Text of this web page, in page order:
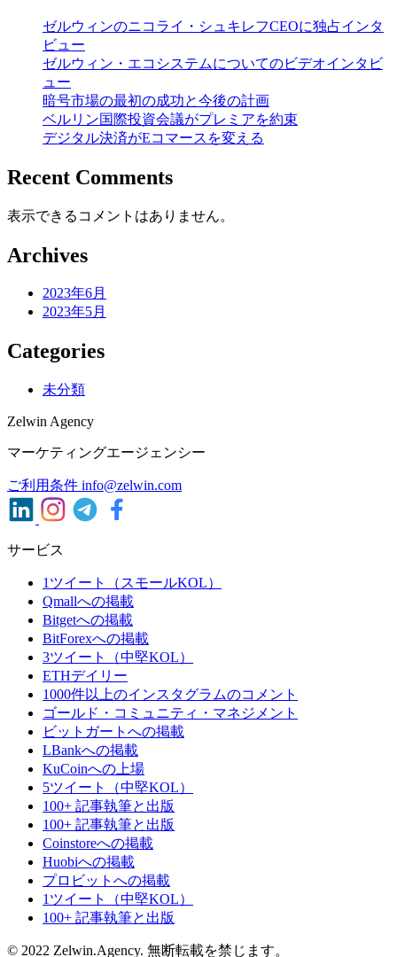
ゼルウィンのニコライ・シュキレフCEOに独占インタ
ビュー
ゼルウィン・エコシステムについてのビデオインタビ
ュー
暗号市場の最初の成功と今後の計画
ベルリン国際投資会議がプレミアを約束
デジタル決済がEコマースを変える
Recent Comments
表示できるコメントはありません。
Archives
2023年6月
2023年5月
Categories
未分類
Zelwin Agency
マーケティングエージェンシー
ご利用条件 info@zelwin.com
サービス
1ツイート（スモールKOL）
Qmallへの掲載
Bitgetへの掲載
BitForexへの掲載
3ツイート（中堅KOL）
ETHデイリー
1000件以上のインスタグラムのコメント
ゴールド・コミュニティ・マネジメント
ビットガートへの掲載
LBankへの掲載
KuCoinへの上場
5ツイート（中堅KOL）
100+ 記事執筆と出版
100+ 記事執筆と出版
Coinstoreへの掲載
Huobiへの掲載
プロビットへの掲載
1ツイート（中堅KOL）
100+ 記事執筆と出版
© 2022 Zelwin.Agency. 無断転載を禁じます。